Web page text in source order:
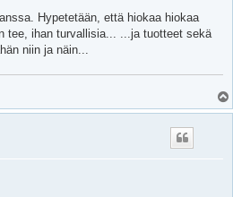
Hypetetään, että hiokaa hiokaa
tee, ihan turvallisia... ...ja tuotteet sekä
niin ja näin...
l